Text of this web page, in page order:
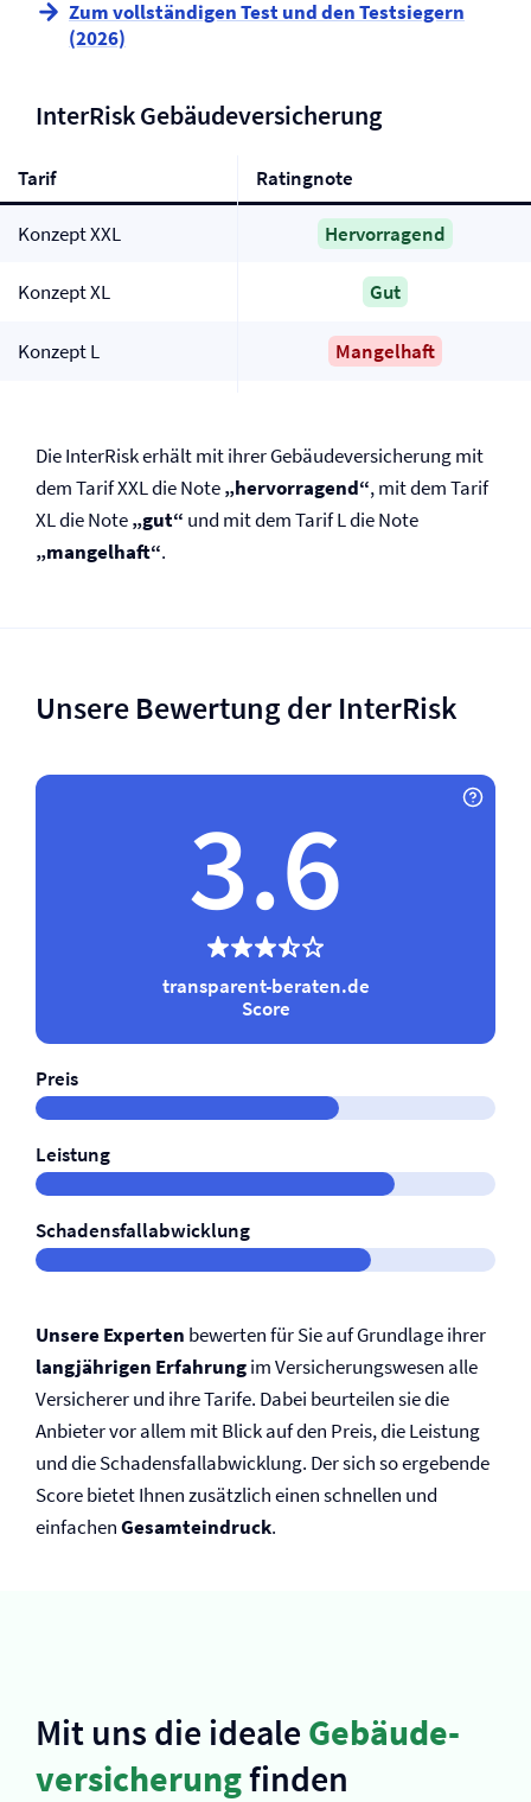
Zum vollständigen Test und den Testsiegern
(2026)
InterRisk Gebäude­versicherung
Tarif Ratingnote
Konzept XXL Hervorragend
Konzept XL Gut
Konzept L Mangelhaft
Die InterRisk erhält mit ihrer Gebäude­versicherung mit
dem Tarif XXL die Note„hervorragend“, mit dem Tarif
XL die Note„gut“ und mit dem Tarif L die Note
„mangelhaft“.
Unsere Bewertung der InterRisk
3.6
transparent-beraten.de
Score
Preis
Leistung
Schadensfallabwicklung
Unsere Experten bewerten für Sie auf Grundlage ihrer
langjährigen Erfahrungim Versicherungswesen alle
Versicherer und ihre Tarife. Dabei beurteilen sie die
Anbieter vor allem mit Blick auf den Preis, die Leistung
und die Schadensfallabwicklung. Der sich so ergebende
Score bietet Ihnen zusätzlich einen schnellen und
einfachenGesamteindruck.
Mit uns die ideale Gebäude­
versicherungfinden